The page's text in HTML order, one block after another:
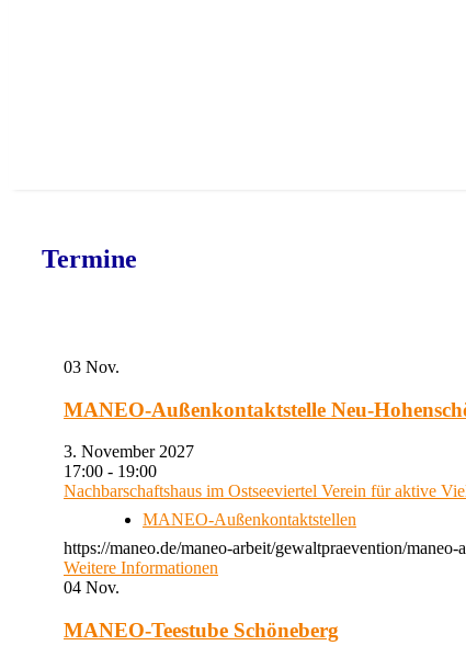
Termine
03 Nov.
MANEO-Außenkontaktstelle Neu-
3. November 2027
17:00 - 19:00
Nachbarschaftshaus im Ostseeviertel Verein für aktive
MANEO-Außenkontaktstellen
https://maneo.de/maneo-arbeit/gewaltpraevention/
Weitere Informationen
04 Nov.
MANEO-Teestube Schöneberg